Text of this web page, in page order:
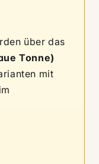
über das
Tonne)
mit